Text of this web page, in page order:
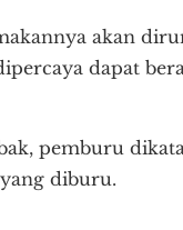
akan
dapat
pemburu
diburu.